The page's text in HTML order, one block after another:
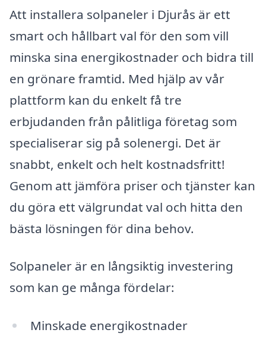
Att installera solpaneler i Djurås är ett
smart och hållbart val för den som vill
minska sina energikostnader och bidra till
en grönare framtid. Med hjälp av vår
plattform kan du enkelt få tre
erbjudanden från pålitliga företag som
specialiserar sig på solenergi. Det är
snabbt, enkelt och helt kostnadsfritt!
Genom att jämföra priser och tjänster kan
du göra ett välgrundat val och hitta den
bästa lösningen för dina behov.
Solpaneler är en långsiktig investering
som kan ge många fördelar:
Minskade energikostnader